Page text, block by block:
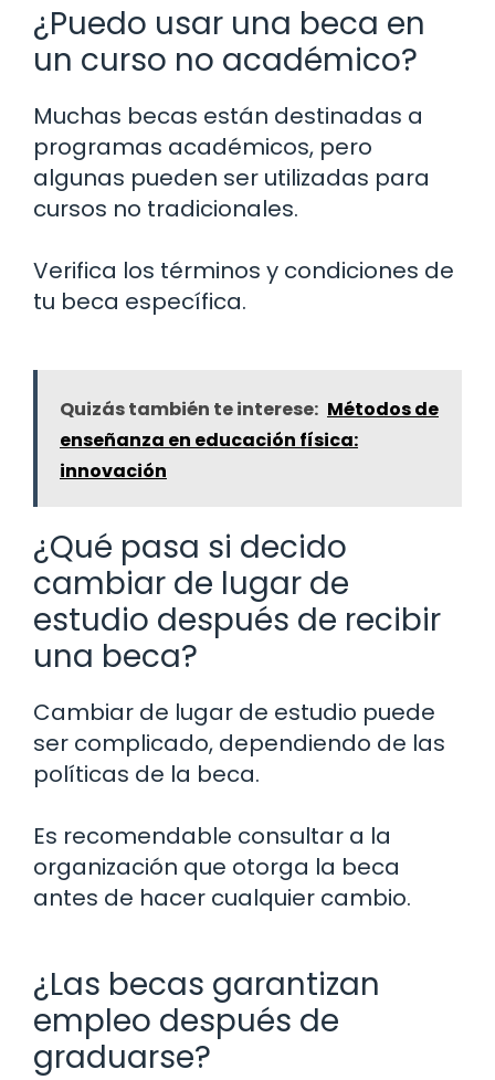
¿Puedo usar una beca en
un curso no académico?
Muchas becas están destinadas a
programas académicos, pero
algunas pueden ser utilizadas para
cursos no tradicionales.
Verifica los términos y condiciones de
tu beca específica.
Quizás también te interese: Métodos de
enseñanza en educación física:
innovación
¿Qué pasa si decido
cambiar de lugar de
estudio después de recibir
una beca?
Cambiar de lugar de estudio puede
ser complicado, dependiendo de las
políticas de la beca.
Es recomendable consultar a la
organización que otorga la beca
antes de hacer cualquier cambio.
¿Las becas garantizan
empleo después de
graduarse?